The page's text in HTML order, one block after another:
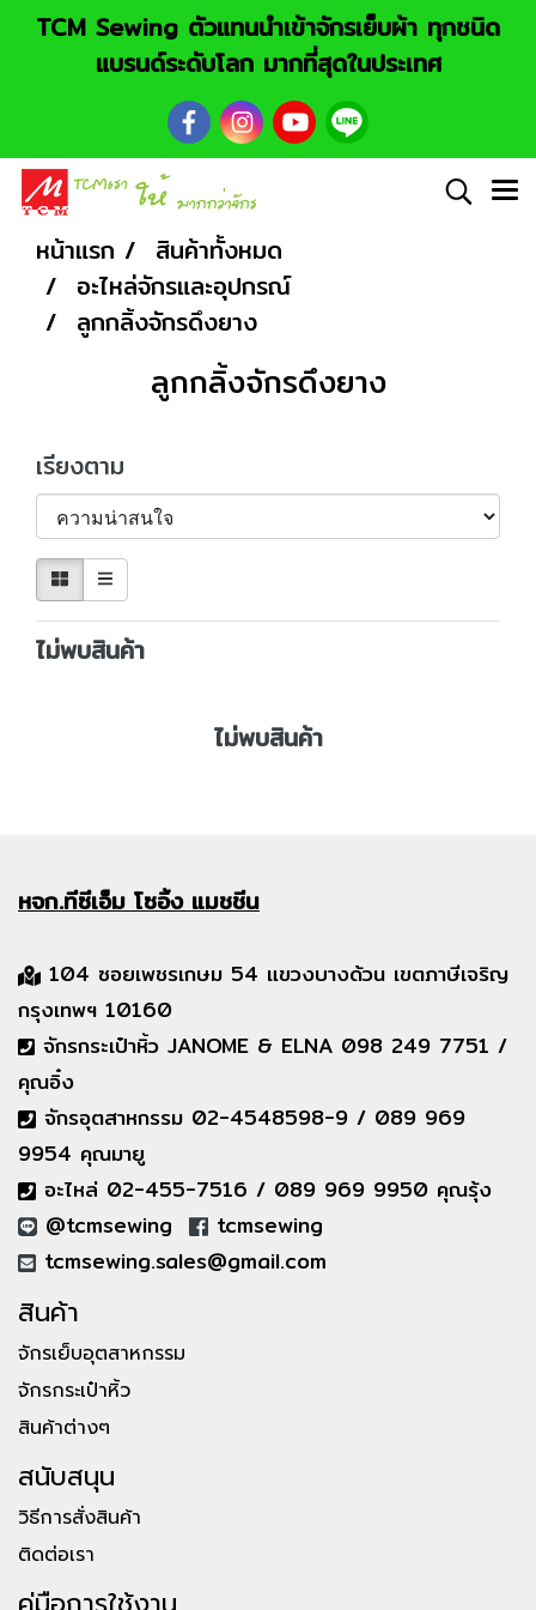
TCM Sewing ตัวแทนนำเข้าจักรเย็บผ้า ทุกชนิด
แบรนด์ระดับโลก มากที่สุดในประเทศ
หน้าแรก
สินค้าทั้งหมด
อะไหล่จักรและอุปกรณ์
ลูกกลิ้งจักรดึงยาง
ลูกกลิ้งจักรดึงยาง
เรียงตาม
ไม่พบสินค้า
ไม่พบสินค้า
หจก.ทีซีเอ็มโซอิ้ง แมชชีน
104 ซอยเพชรเกษม 54 แขวงบางด้วน เขตภาษีเจริญ
กรุงเทพฯ 10160
จักรกระเป๋าหิ้ว JANOME & ELNA 098 249 7751 /
คุณอิ๋ง
จักรอุตสาหกรรม 02-4548598-9 / 089 969
9954 คุณมายู
อะไหล่ 02-455-7516 / 089 969 9950 คุณรุ้ง
@tcmsewing
tcmsewing
tcmsewing.sales@gmail.com
สินค้า
จักรเย็บอุตสาหกรรม
จักรกระเป๋าหิ้ว
สินค้าต่างๆ
สนับสนุน
วิธีการสั่งสินค้า
ติดต่อเรา